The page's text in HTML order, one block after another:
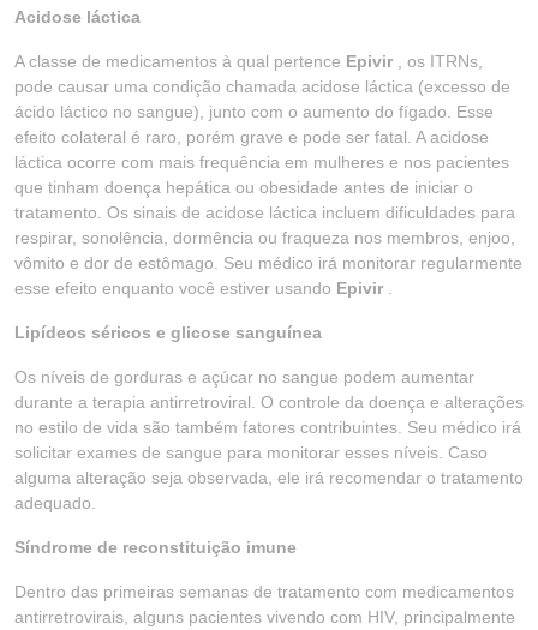
Acidose láctica
A classe de medicamentos à qual pertence Epivir , os ITRNs,
pode causar uma condição chamada acidose láctica (excesso de
ácido láctico no sangue), junto com o aumento do fígado. Esse
efeito colateral é raro, porém grave e pode ser fatal. A acidose
láctica ocorre com mais frequência em mulheres e nos pacientes
que tinham doença hepática ou obesidade antes de iniciar o
tratamento. Os sinais de acidose láctica incluem dificuldades para
respirar, sonolência, dormência ou fraqueza nos membros, enjoo,
vômito e dor de estômago. Seu médico irá monitorar regularmente
esse efeito enquanto você estiver usando Epivir
Lipídeos séricos e glicose sanguínea
Os níveis de gorduras e açúcar no sangue podem aumentar
durante a terapia antirretroviral. O controle da doença e alterações
no estilo de vida são também fatores contribuintes. Seu médico irá
solicitar exames de sangue para monitorar esses níveis. Caso
alguma alteração seja observada, ele irá recomendar o tratamento
adequado.
Síndrome de reconstituição imune
Dentro das primeiras semanas de tratamento com medicamentos
antirretrovirais, alguns pacientes vivendo com HIV, principalmente